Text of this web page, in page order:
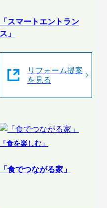
「スマートエントラン
ス」
リフォーム提案
を見る
「食を楽しむ」
「食でつながる家」